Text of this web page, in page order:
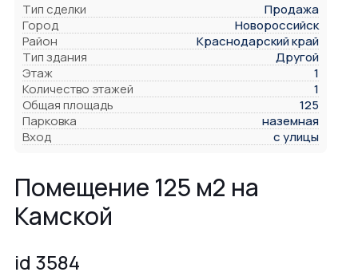
Тип сделки
Продажа
Город
Новороссийск
Район
Краснодарский край
Тип здания
Другой
Этаж
1
Количество этажей
1
Общая площадь
125
Парковка
наземная
Вход
с улицы
Помещение 125 м2 на
Камской
id 3584